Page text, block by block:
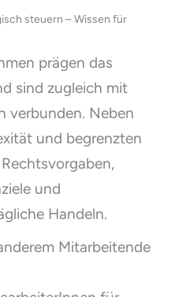
steuern – Wissen für
prägen das
sind zugleich mit
verbunden. Neben
und begrenzten
und
Handeln.
Mitarbeitende